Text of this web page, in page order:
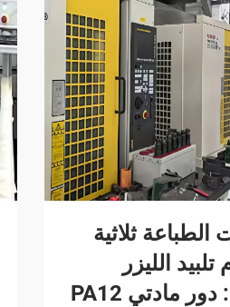
ثلاثية
تلبيد الليزر
الانتقائي (SLS): دور مادتي PA12